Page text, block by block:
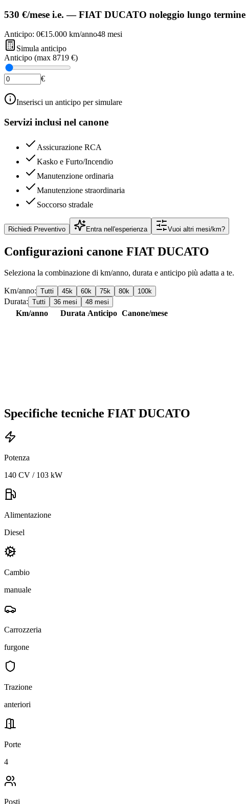
530 €/mese i.e. —FIAT DUCATO noleggio lungo termine
Anticipo: 0€15.000 km/anno48 mesi
Simula anticipo
Anticipo (max 8719 €)
€
Inserisci un anticipo per simulare
Servizi inclusi nel canone
Assicurazione RCA
Kasko e Furto/Incendio
Manutenzione ordinaria
Manutenzione straordinaria
Soccorso stradale
Richiedi Preventivo Entra nell'esperienza Vuoi altri mesi/km?
Configurazioni canone FIAT DUCATO
Seleziona la combinazione di km/anno, durata e anticipo più adatta a te.
Km/anno: Tutti 45k 60k 75k 80k 100k
Durata: Tutti 36 mesi 48 mesi
Km/anno Durata Anticipo Canone/mese
Specifiche tecniche FIAT DUCATO
Potenza
140 CV / 103 kW
Alimentazione
Diesel
Cambio
manuale
Carrozzeria
furgone
Trazione
anteriori
Porte
4
Posti